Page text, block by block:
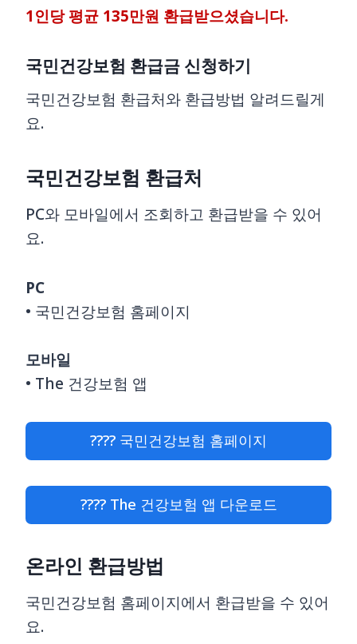
1인당 평균 135만원 환급받으셨습니다.
국민건강보험 환급금 신청하기
국민건강보험 환급처와 환급방법 알려드릴게
요.
국민건강보험 환급처
PC와 모바일에서 조회하고 환급받을 수 있어
요.
PC
• 국민건강보험 홈페이지
모바일
• The 건강보험 앱
???? 국민건강보험 홈페이지
???? The 건강보험 앱 다운로드
온라인 환급방법
국민건강보험 홈페이지에서 환급받을 수 있어
요.